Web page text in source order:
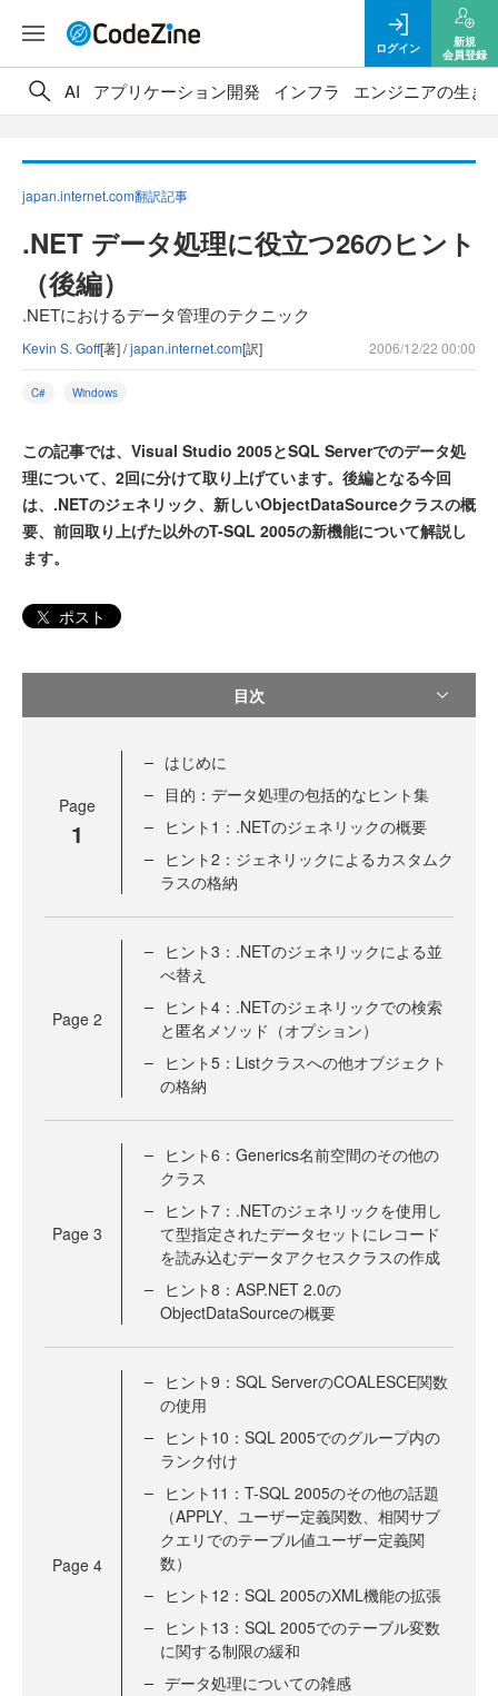
ログイン
新規
会員登録
AI アプリケーション開発 インフラ エンジニアの生き
japan.internet.com翻訳記事
.NET データ処理に役立つ26のヒント
（後編）
.NETにおけるデータ管理のテクニック
Kevin S. Goff[著] /japan.internet.com[訳] 2006/12/22 00:00
C# Windows
この記事では、Visual Studio 2005とSQL Serverでのデータ処
理について、2回に分けて取り上げています。後編となる今回
は、.NETのジェネリック、新しいObjectDataSourceクラスの概
要、前回取り上げた以外のT-SQL 2005の新機能について解説し
ます。
ポスト
目次
Page
1
はじめに
目的：データ処理の包括的なヒント集
ヒント1：.NETのジェネリックの概要
ヒント2：ジェネリックによるカスタムク
ラスの格納
Page 2
ヒント3：.NETのジェネリックによる並
べ替え
ヒント4：.NETのジェネリックでの検索
と匿名メソッド（オプション）
ヒント5：Listクラスへの他オブジェクト
の格納
Page 3
ヒント6：Generics名前空間のその他の
クラス
ヒント7：.NETのジェネリックを使用し
て型指定されたデータセットにレコード
を読み込むデータアクセスクラスの作成
ヒント8：ASP.NET 2.0の
ObjectDataSourceの概要
Page 4
ヒント9：SQL ServerのCOALESCE関数
の使用
ヒント10：SQL 2005でのグループ内の
ランク付け
ヒント11：T-SQL 2005のその他の話題
（APPLY、ユーザー定義関数、相関サブ
クエリでのテーブル値ユーザー定義関
数）
ヒント12：SQL 2005のXML機能の拡張
ヒント13：SQL 2005でのテーブル変数
に関する制限の緩和
データ処理についての雑感